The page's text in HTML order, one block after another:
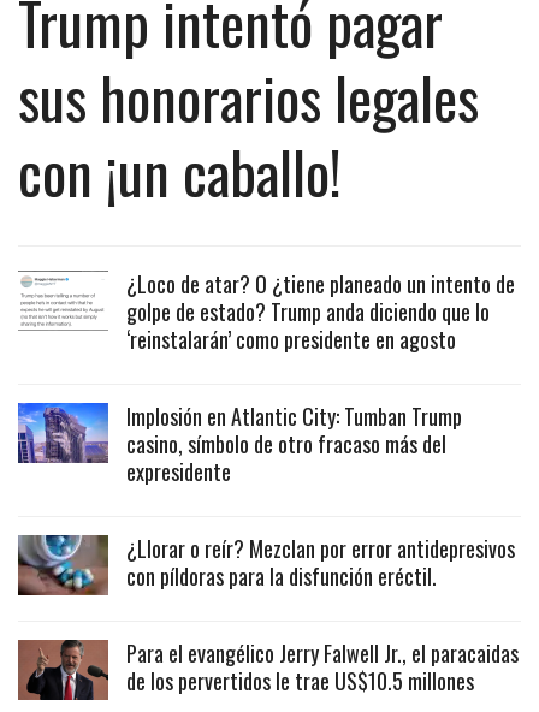
Trump intentó pagar
sus honorarios legales
con ¡un caballo!
¿Loco de atar? O ¿tiene planeado un intento de
golpe de estado? Trump anda diciendo que lo
‘reinstalarán’ como presidente en agosto
Implosión en Atlantic City: Tumban Trump
casino, símbolo de otro fracaso más del
expresidente
¿Llorar o reír? Mezclan por error antidepresivos
con píldoras para la disfunción eréctil.
Para el evangélico Jerry Falwell Jr., el paracaidas
de los pervertidos le trae US$10.5 millones